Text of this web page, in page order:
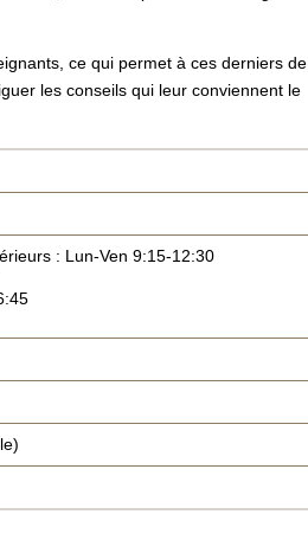
ce qui permet à ces derniers de
les conseils qui leur conviennent le
: Lun-Ven 9:15-12:30